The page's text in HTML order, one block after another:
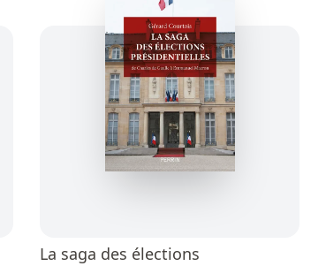
La saga des élections